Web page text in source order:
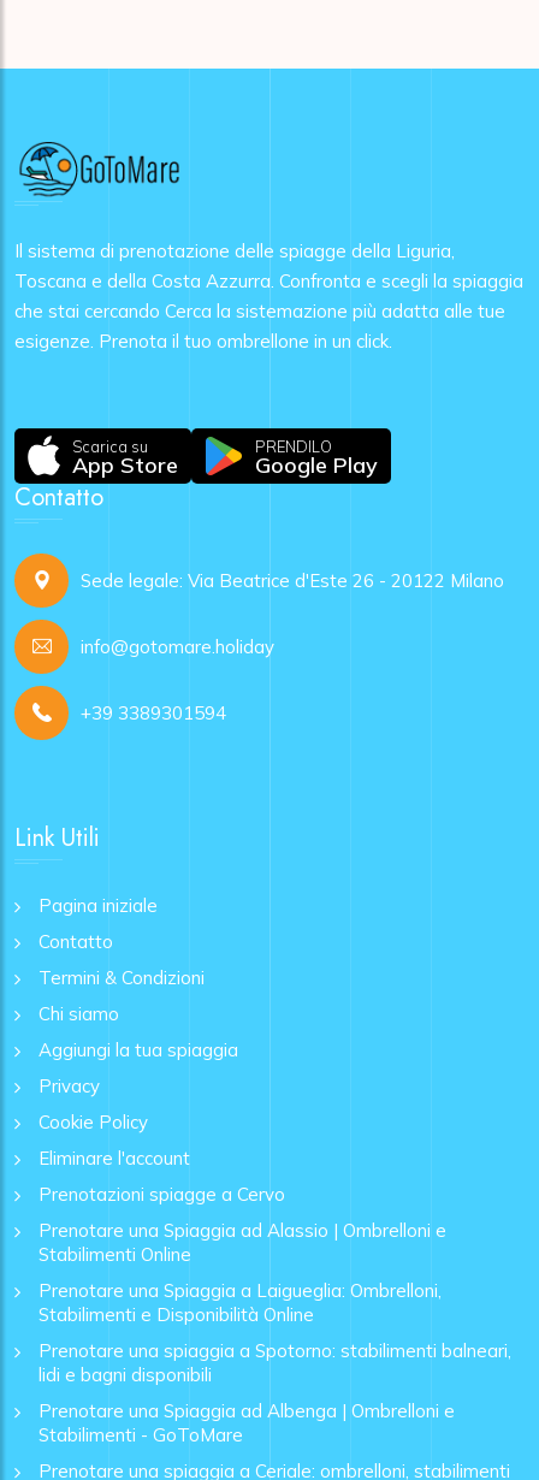
Il sistema di prenotazione delle spiagge della Liguria,
Toscana e della Costa Azzurra. Confronta e scegli la spiaggia
che stai cercando Cerca la sistemazione più adatta alle tue
esigenze. Prenota il tuo ombrellone in un click.
Scarica su
App Store
PRENDILO
Google Play
Contatto
Sede legale: Via Beatrice d'Este 26 - 20122 Milano
info@gotomare.holiday
+39 3389301594
Link Utili
Pagina iniziale
Contatto
Termini & Condizioni
Chi siamo
Aggiungi la tua spiaggia
Privacy
Cookie Policy
Eliminare l'account
Prenotazioni spiagge a Cervo
Prenotare una Spiaggia ad Alassio | Ombrelloni e
Stabilimenti Online
Prenotare una Spiaggia a Laigueglia: Ombrelloni,
Stabilimenti e Disponibilità Online
Prenotare una spiaggia a Spotorno: stabilimenti balneari,
lidi e bagni disponibili
Prenotare una Spiaggia ad Albenga | Ombrelloni e
Stabilimenti - GoToMare
Prenotare una spiaggia a Ceriale: ombrelloni, stabilimenti